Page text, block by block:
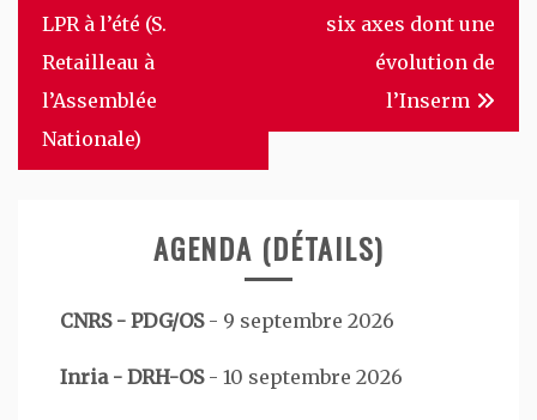
LPR à l’été (S.
Retailleau à
l’Assemblée
Nationale)
six axes dont une
évolution de
l’Inserm
AGENDA (DÉTAILS)
CNRS - PDG/OS- 9 septembre 2026
Inria - DRH-OS- 10 septembre 2026